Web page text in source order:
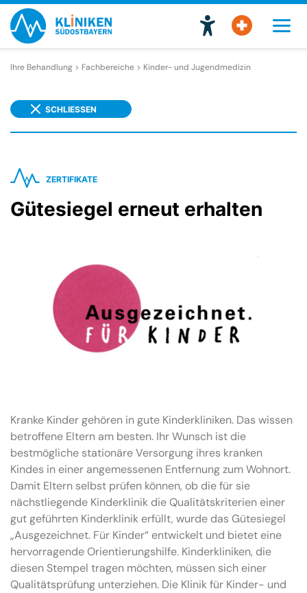
Ihre Behandlung > Fachbereiche > Kinder- und Jugendmedizin
SCHLIESSEN
ZERTIFIKATE
Gütesiegel erneut erhalten
Kranke Kinder gehören in gute Kinderkliniken. Das wissen
betroffene Eltern am besten. Ihr Wunsch ist die
bestmögliche stationäre Versorgung ihres kranken
Kindes in einer angemessenen Entfernung zum Wohnort.
Damit Eltern selbst prüfen können, ob die für sie
nächstliegende Kinderklinik die Qualitätskriterien einer
gut geführten Kinderklinik erfüllt, wurde das Gütesiegel
„Ausgezeichnet. Für Kinder“ entwickelt und bietet eine
hervorragende Orientierungshilfe. Kinderkliniken, die
diesen Stempel tragen möchten, müssen sich einer
Qualitätsprüfung unterziehen. Die Klinik für Kinder- und